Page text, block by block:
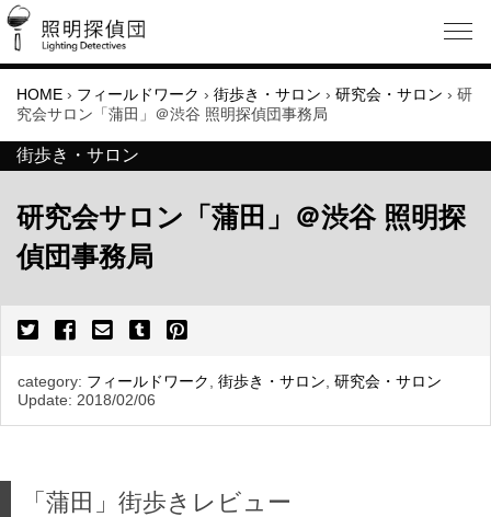
HOME › フィールドワーク › 街歩き・サロン › 研究会・サロン › 研
究会サロン「蒲田」＠渋谷 照明探偵団事務局
街歩き・サロン
研究会サロン「蒲田」＠渋谷 照明探
偵団事務局
category: フィールドワーク , 街歩き・サロン, 研究会・サロン
Update: 2018/02/06
「蒲田」街歩きレビュー